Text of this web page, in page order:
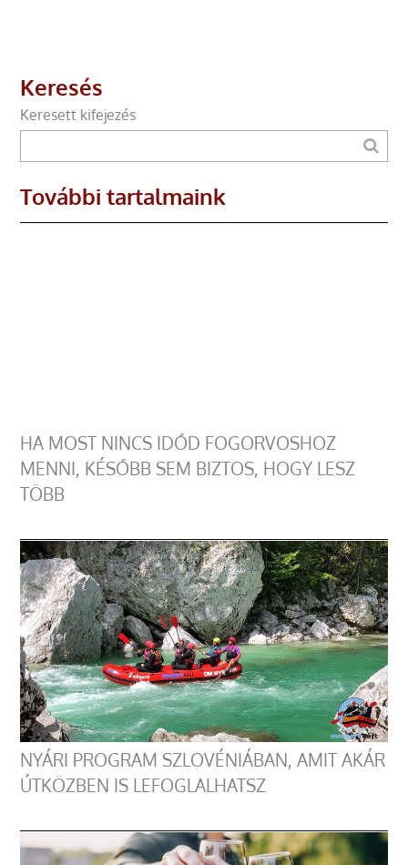
Keresés
Keresett kifejezés
További tartalmaink
HA MOST NINCS IDŐD FOGORVOSHOZ
MENNI, KÉSŐBB SEM BIZTOS, HOGY LESZ
TÖBB
NYÁRI PROGRAM SZLOVÉNIÁBAN, AMIT AKÁR
ÚTKÖZBEN IS LEFOGLALHATSZ